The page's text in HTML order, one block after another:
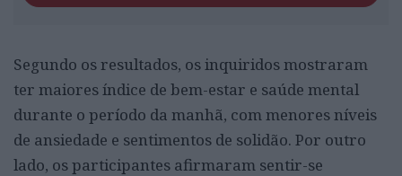
Segundo os resultados, os inquiridos mostraram
ter maiores índice de bem-estar e saúde mental
durante o período da manhã, com menores níveis
de ansiedade e sentimentos de solidão. Por outro
lado, os participantes afirmaram sentir-se